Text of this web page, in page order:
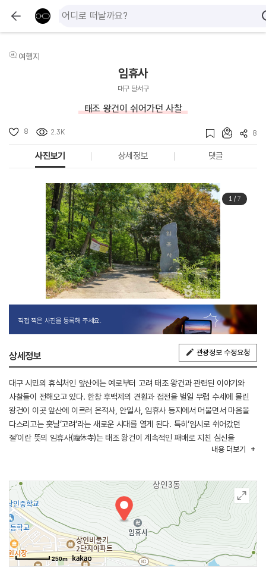
여행지
임휴사
대구 달서구
태조 왕건이 쉬어가던 사찰
8 2.3K 8
사진보기 상세정보 댓글
1/ 7
직접 찍은 사진을 등록해 주세요.
상세정보 관광정보 수정요청
대구 시민의 휴식처인 앞산에는 예로부터 고려 태조 왕건과 관련된 이야기와
사찰들이 전해오고 있다. 한창 후백제의 견훤과 접전을 벌일 무렵 수세에 몰린
왕건이 이곳 앞산에 이르러 은적사, 안일사, 임휴사 등지에서 머물면서 마음을
다스리고는 훗날‘고려‘라는 새로운 시대를 열게 된다. 특히‘임시로 쉬어갔던
절’이란 뜻의 임휴사(臨休寺)는 태조 왕건이 계속적인 패배로 지친 심신을
부처님 전에 달래어 심기일전하고 다시 전장에서 승리를 하게 된 계기를 마련한
내용 더보기
250m